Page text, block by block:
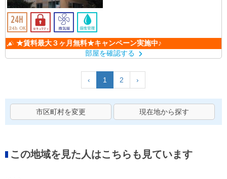
★賃料最大３ヶ月無料★キャンペーン実施中♪
部屋を確認する
‹ 1 2 ›
市区町村を変更 現在地から探す
この地域を見た人はこちらも見ています